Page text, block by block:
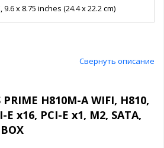
9.6 x 8.75 inches (24.4 x 22.2 cm)
Свернуть описание
H810M-A WIFI, H810,
E x16, PCI-E x1, M2, SATA,